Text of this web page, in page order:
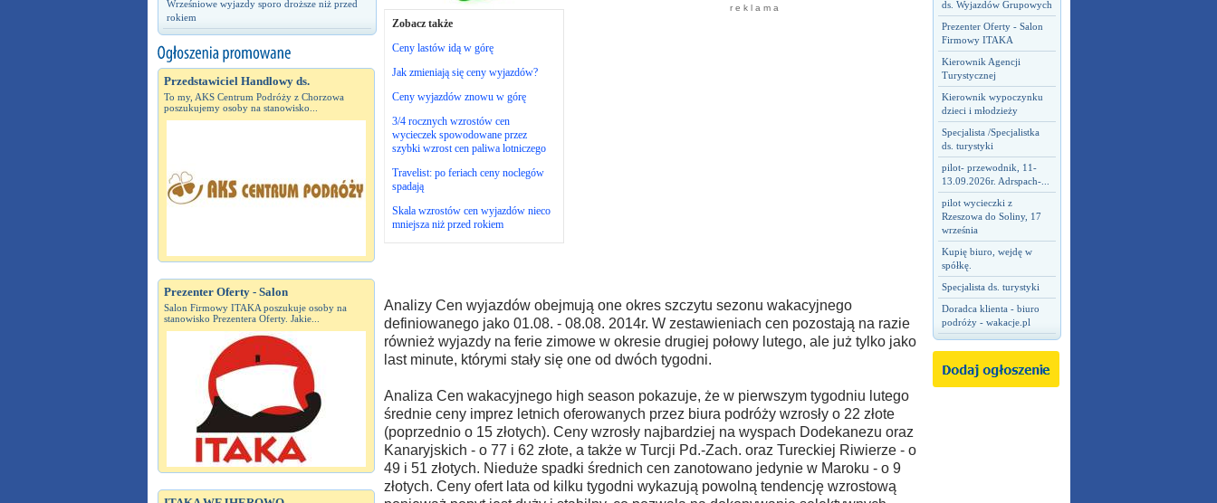
Wrześniowe wyjazdy sporo droższe niż przed
rokiem
Przedstawiciel Handlowy ds.
To my, AKS Centrum Podróży z Chorzowa
poszukujemy osoby na stanowisko...
Prezenter Oferty - Salon
Salon Firmowy ITAKA poszukuje osoby na
stanowisko Prezentera Oferty. Jakie...
ds. Wyjazdów Grupowych
Prezenter Oferty - Salon
Firmowy ITAKA
Kierownik Agencji
Turystycznej
Kierownik wypoczynku
dzieci i młodzieży
Specjalista /Specjalistka
ds. turystyki
pilot- przewodnik, 11-
13.09.2026r. Adrspach-...
pilot wycieczki z
Rzeszowa do Soliny, 17
września
Kupię biuro, wejdę w
spółkę.
Specjalista ds. turystyki
Doradca klienta - biuro
podróży - wakacje.pl
Zobacz także
Ceny lastów idą w górę
Jak zmieniają się ceny wyjazdów?
Ceny wyjazdów znowu w górę
3/4 rocznych wzrostów cen
wycieczek spowodowane przez
szybki wzrost cen paliwa lotniczego
Travelist: po feriach ceny noclegów
spadają
Skala wzrostów cen wyjazdów nieco
mniejsza niż przed rokiem
r e k l a m a
Analizy Cen wyjazdów obejmują one okres szczytu sezonu wakacyjnego
definiowanego jako 01.08. - 08.08. 2014r. W zestawieniach cen pozostają na razie
również wyjazdy na ferie zimowe w okresie drugiej połowy lutego, ale już tylko jako
last minute, którymi stały się one od dwóch tygodni.
Analiza Cen wakacyjnego high season pokazuje, że w pierwszym tygodniu lutego
średnie ceny imprez letnich oferowanych przez biura podróży wzrosły o 22 złote
(poprzednio o 15 złotych). Ceny wzrosły najbardziej na wyspach Dodekanezu oraz
Kanaryjskich - o 77 i 62 złote, a także w Turcji Pd.-Zach. oraz Tureckiej Riwierze - o
49 i 51 złotych. Nieduże spadki średnich cen zanotowano jedynie w Maroku - o 9
złotych. Ceny ofert lata od kilku tygodni wykazują powolną tendencję wzrostową